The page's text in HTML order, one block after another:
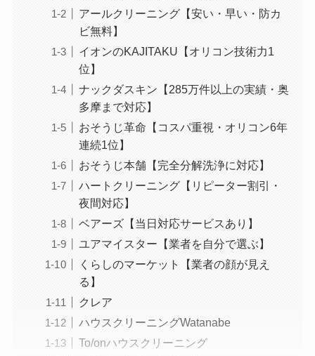
アールクリーニング【安い・早い・防カ
ビ無料】
イオンのKAJITAKU【オリコン技術力1
位】
ナックダスキン【285万件以上の実績・奥
多摩まで対応】
おそうじ革命【コスパ重視・オリコン6年
連続1位】
おそうじ本舗【完全分解洗浄に対応】
ハートクリーニング【リピーター割引・
夜間対応】
ベアーズ【当日対応サービスあり】
ユアマイスター【業者を自分で選ぶ】
くらしのマーケット【業者の顔が見え
る】
クレア
ハウスクリーニングWatanabe
To/onハウスクリーニング